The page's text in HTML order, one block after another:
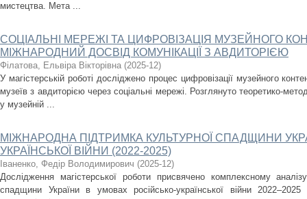
мистецтва. Мета ...
СОЦІАЛЬНІ МЕРЕЖІ ТА ЦИФРОВІЗАЦІЯ МУЗЕЙНОГО
МІЖНАРОДНИЙ ДОСВІД КОМУНІКАЦІЇ З АВДИТОРІЄЮ
Філатова, Ельвіра Вікторівна (2025-12)
У магістерській роботі досліджено процес цифровізації музейного
музеїв з авдиторією через соціальні мережі. Розглянуто теоретико-
у музейній ...
МІЖНАРОДНА ПІДТРИМКА КУЛЬТУРНОЇ СПАДЩИНИ
УКРАЇНСЬКОЇ ВІЙНИ (2022-2025)
Іваненко, Федір Володимирович (2025-12)
Дослідження магістерської роботи присвячено комплексному
спадщини України в умовах російсько-української війни